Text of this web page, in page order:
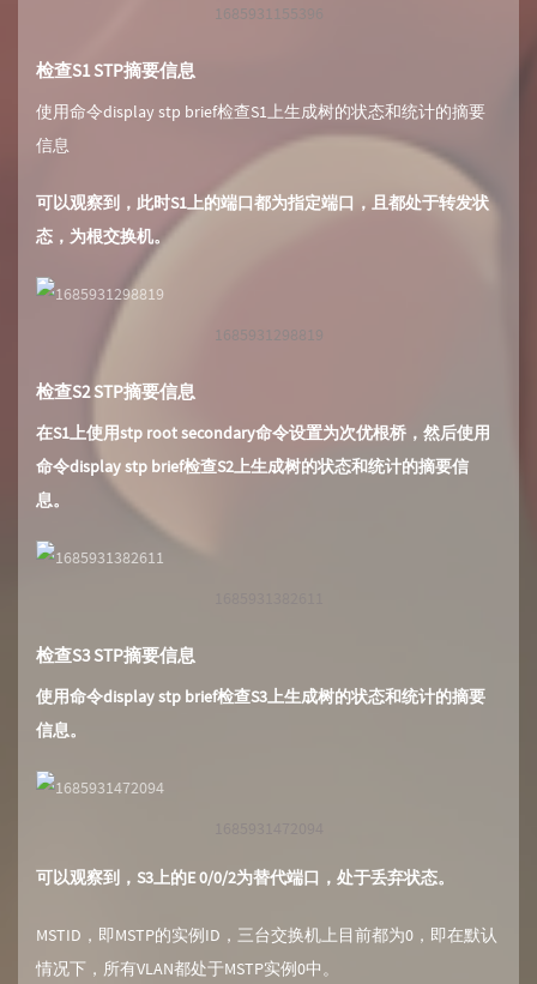
1685931155396
检查S1 STP摘要信息
使用命令display stp brief检查S1上生成树的状态和统计的摘要
信息
可以观察到，此时S1上的端口都为指定端口，且都处于转发状
态，为根交换机。
1685931298819
检查S2 STP摘要信息
在S1上使用stp root secondary命令设置为次优根桥，然后使用
命令display stp brief检查S2上生成树的状态和统计的摘要信
息。
检查S3 STP摘要信息
使用命令display stp brief检查S3上生成树的状态和统计的摘要
信息。
可以观察到，S3上的E 0/0/2为替代端口，处于丢弃状态。
MSTID，即MSTP的实例ID，三台交换机上目前都为0，即在默认
情况下，所有VLAN都处于MSTP实例0中。